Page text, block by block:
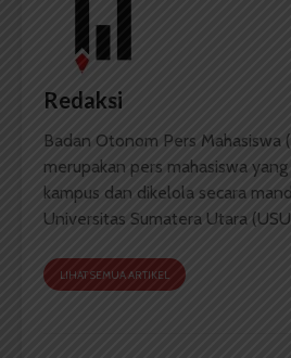
Redaksi
Badan Otonom Pers Mahasiswa
merupakan pers mahasiswa
kampus dan dikelola secara
Universitas Sumatera Utara
LIHAT SEMUA ARTIKEL